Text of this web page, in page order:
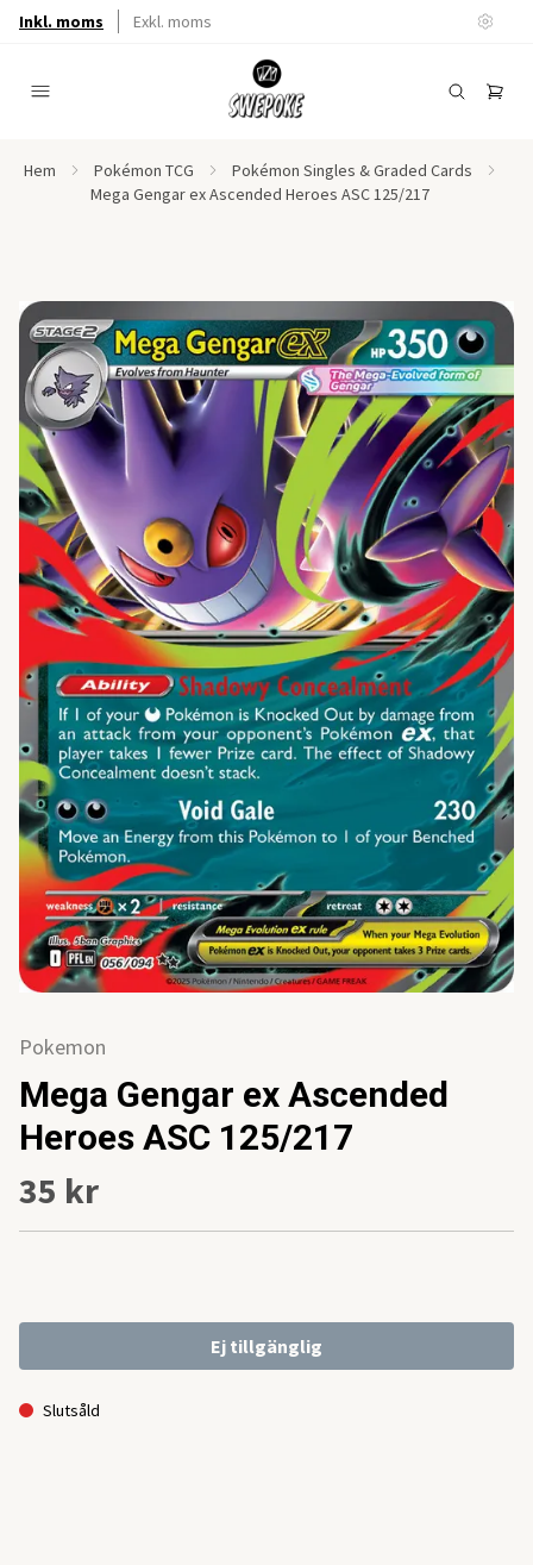
Inkl. moms Exkl. moms
Hem Pokémon TCG
Pokémon Singles & Graded Cards
Mega Gengar ex Ascended Heroes ASC 125/217
Pokemon
Mega Gengar ex Ascended
Heroes ASC 125/217
35 kr
Ej tillgänglig
Slutsåld